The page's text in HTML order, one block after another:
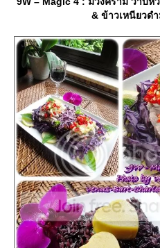
& ข้าวเหนียวด